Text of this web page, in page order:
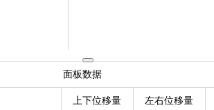
面板数据
上下位移量 左右位移量